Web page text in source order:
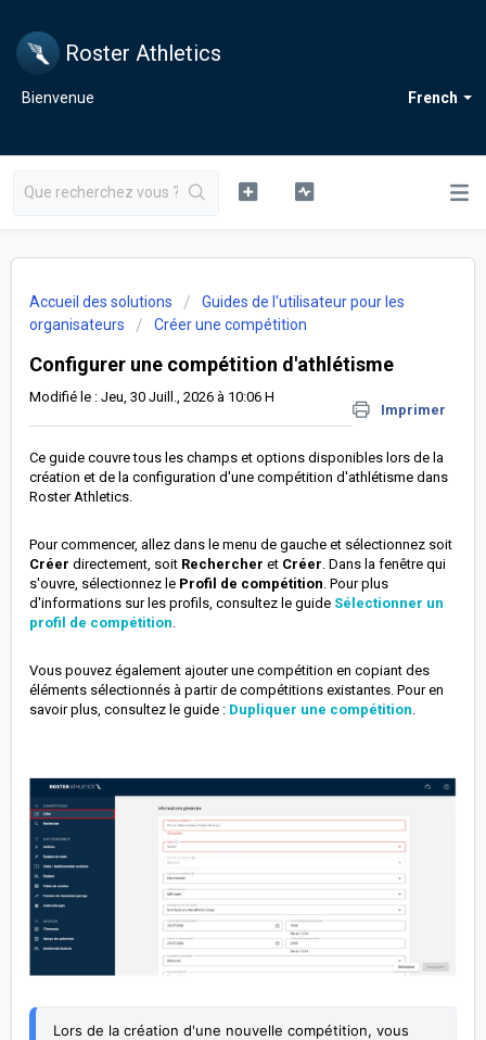
Roster Athletics
French
Bienvenue
Accueil des solutions
Guides de l'utilisateur pour les
organisateurs
Créer une compétition
Configurer une compétition d'athlétisme
Imprimer
Modifié le : Jeu, 30 Juill., 2026 à 10:06 H
Ce guide couvre tous les champs et options disponibles lors de la
création et de la configuration d'une compétition d'athlétisme dans
Roster Athletics.
Pour commencer, allez dans le menu de gauche et sélectionnez soit
Créer directement, soit Rechercher et Créer. Dans la fenêtre qui
s'ouvre, sélectionnez le Profil de compétition. Pour plus
d'informations sur les profils, consultez le guide Sélectionner un
profil de compétition.
Vous pouvez également ajouter une compétition en copiant des
éléments sélectionnés à partir de compétitions existantes. Pour en
savoir plus, consultez le guide : Dupliquer une compétition.
Lors de la création d'une nouvelle compétition, vous